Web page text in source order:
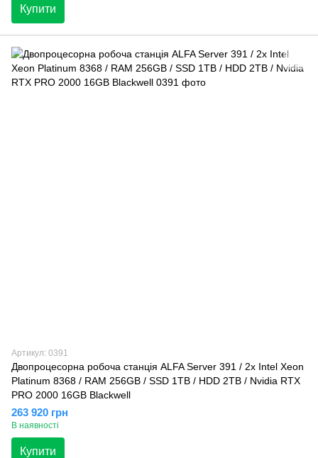
Купити
Артикул: 0391
Двопроцесорна робоча станція ALFA Server 391 / 2x Intel Xeon
Platinum 8368 / RAM 256GB / SSD 1TB / HDD 2TB / Nvidia RTX
PRO 2000 16GB Blackwell
263 920 грн
В наявності
Купити